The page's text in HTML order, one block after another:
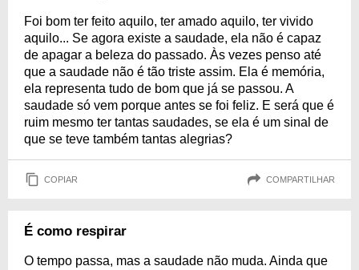
Foi bom ter feito aquilo, ter amado aquilo, ter vivido
aquilo... Se agora existe a saudade, ela não é capaz
de apagar a beleza do passado. Às vezes penso até
que a saudade não é tão triste assim. Ela é memória,
ela representa tudo de bom que já se passou. A
saudade só vem porque antes se foi feliz. E será que é
ruim mesmo ter tantas saudades, se ela é um sinal de
que se teve também tantas alegrias?
COPIAR COMPARTILHAR
É como respirar
O tempo passa, mas a saudade não muda. Ainda que